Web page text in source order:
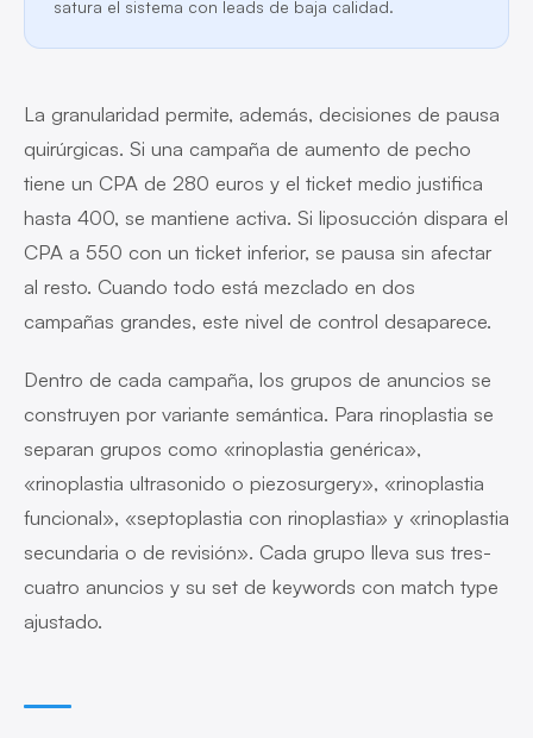
satura el sistema con leads de baja calidad.
La granularidad permite, además, decisiones de pausa
quirúrgicas. Si una campaña de aumento de pecho
tiene un CPA de 280 euros y el ticket medio justifica
hasta 400, se mantiene activa. Si liposucción dispara el
CPA a 550 con un ticket inferior, se pausa sin afectar
al resto. Cuando todo está mezclado en dos
campañas grandes, este nivel de control desaparece.
Dentro de cada campaña, los grupos de anuncios se
construyen por variante semántica. Para rinoplastia se
separan grupos como «rinoplastia genérica»,
«rinoplastia ultrasonido o piezosurgery», «rinoplastia
funcional», «septoplastia con rinoplastia» y «rinoplastia
secundaria o de revisión». Cada grupo lleva sus tres-
cuatro anuncios y su set de keywords con match type
ajustado.